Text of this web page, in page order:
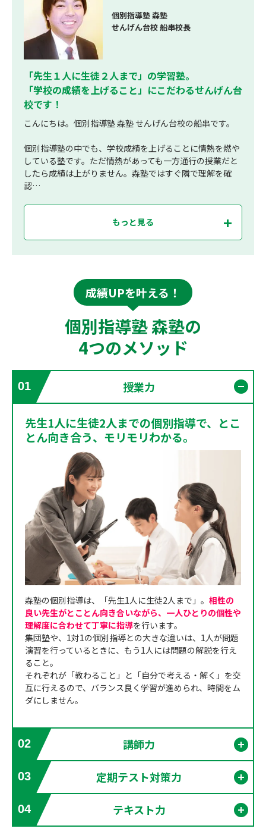
個別指導塾 森塾
せんげん台校 船串校長
「先生１人に生徒２人まで」の学習塾。
「学校の成績を上げること」にこだわるせんげん台
校です！
こんにちは。個別指導塾 森塾 せんげん台校の船串です。
個別指導塾の中でも、学校成績を上げることに情熱を燃や
している塾です。ただ情熱があっても一方通行の授業だと
したら成績は上がりません。森塾ではすぐ隣で理解を確
認…
もっと見る
成績UPを叶える！
個別指導塾 森塾の
4つのメソッド
01 授業力
先生1人に生徒2人までの個別指導で、とこ
とん向き合う、モリモリわかる。
森塾の個別指導は、「先生1人に生徒2人まで」。 相性の
良い先生がとことん向き合いながら、一人ひとりの個性や
理解度に合わせて丁寧に指導を行います。
集団塾や、1対1の個別指導との大きな違いは、1人が問題
演習を行っているときに、もう1人には問題の解説を行え
ること。
それぞれが「教わること」と「自分で考える・解く」を交
互に行えるので、バランス良く学習が進められ、時間をム
ダにしません。
02 講師力
03 定期テスト対策力
04 テキスト力